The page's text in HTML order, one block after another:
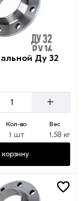
Ду 32
+
Кол-во
1 шт
Вес
1.58 кг